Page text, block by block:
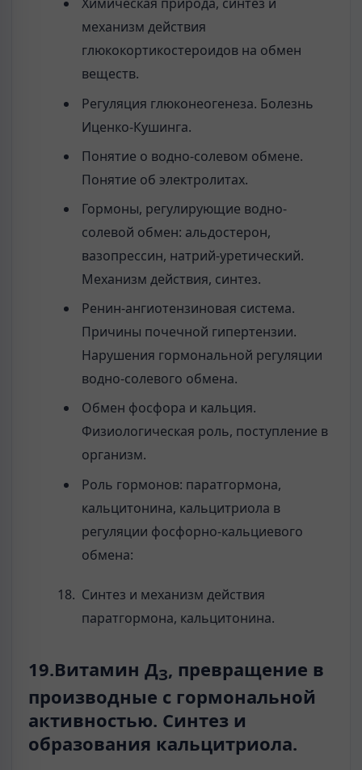
Химическая природа, синтез и
механизм действия
глюкокортикостероидов на обмен
веществ.
Регуляция глюконеогенеза. Болезнь
Иценко-Кушинга.
Понятие о водно-солевом обмене.
Понятие об электролитах.
Гормоны, регулирующие водно-
солевой обмен: альдостерон,
вазопрессин, натрий-уретический.
Механизм действия, синтез.
Ренин-ангиотензиновая система.
Причины почечной гипертензии.
Нарушения гормональной регуляции
водно-солевого обмена.
Обмен фосфора и кальция.
Физиологическая роль, поступление в
организм.
Роль гормонов: паратгормона,
кальцитонина, кальцитриола в
регуляции фосфорно-кальциевого
обмена:
Синтез и механизм действия
паратгормона, кальцитонина.
19.Витамин ДЗ, превращение в
производные с гормональной
активностью. Синтез и
образования кальцитриола.